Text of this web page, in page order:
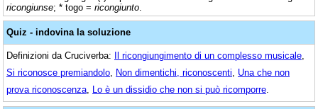
ricongiunse; * togo = ricongiunto
Quiz - indovina la soluzione
Definizioni da Cruciverba: Il ricongiungimento di un complesso musicale
Si riconosce premiandolo Non dimentichi, riconoscenti
Una che non
prova riconoscenza Lo è un dissidio che non si può ricomporre